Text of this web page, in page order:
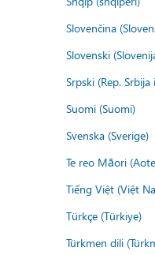
Slovenčina
Slovenski
Srpski (Rep.
Suomi (Suomi)
Svenska (Sverige)
Te reo Māori
Tiếng Việt (Việt
Türkçe (Türkiye)
Türkmen dili